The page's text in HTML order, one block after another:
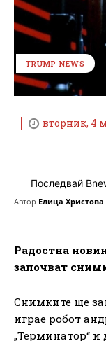
TRUMP NEWS
вторник, 4
Последвай
Автор Елица Христова
Радостна
започват
Снимките ще
играе робот
„Терминатор“